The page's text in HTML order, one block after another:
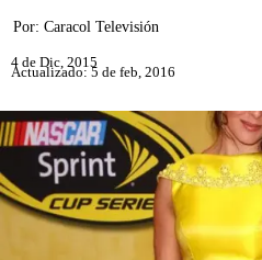
Por: Caracol Televisión
4 de Dic, 2015
Actualizado: 5 de feb, 2016